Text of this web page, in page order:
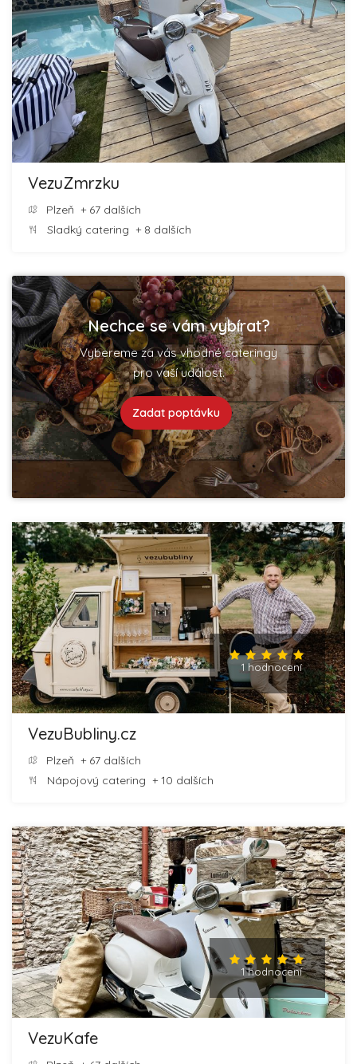
VezuZmrzku
Plzeň + 67 dalších
Sladký catering + 8 dalších
Nechce se vám vybírat?
Vybereme za vás vhodné cateringy
pro vaší událost.
Zadat poptávku
1 hodnocení
VezuBubliny.cz
Plzeň + 67 dalších
Nápojový catering + 10 dalších
1 hodnocení
VezuKafe